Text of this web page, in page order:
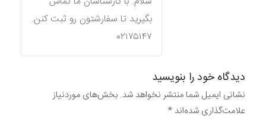
بگیرید تا سفارشتون رو ثبت کنن.
۰۲۱۷۵۱۴۷
دیدگاه خود را بنویسید
نشانی ایمیل شما منتشر نخواهد شد. بخش‌های موردنیاز
علامت‌گذاری شده‌اند *